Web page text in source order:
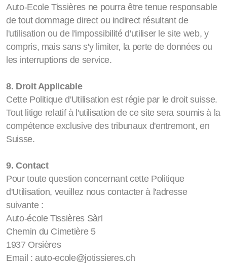
Auto-Ecole Tissières ne pourra être tenue responsable
de tout dommage direct ou indirect résultant de
l'utilisation ou de l'impossibilité d'utiliser le site web, y
compris, mais sans s'y limiter, la perte de données ou
les interruptions de service.
8. Droit Applicable
Cette Politique d'Utilisation est régie par le droit suisse.
Tout litige relatif à l'utilisation de ce site sera soumis à la
compétence exclusive des tribunaux d'entremont, en
Suisse.
9. Contact
Pour toute question concernant cette Politique
d'Utilisation, veuillez nous contacter à l'adresse
suivante :
Auto-école Tissières Sàrl
Chemin du Cimetière 5
1937 Orsières
Email : auto-ecole@jotissieres.ch